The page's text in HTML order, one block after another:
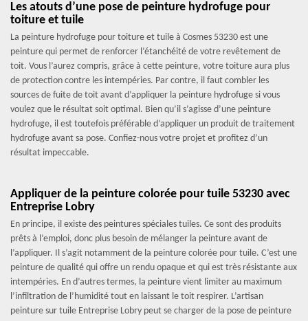
Les atouts d’une pose de peinture hydrofuge pour
toiture et tuile
La peinture hydrofuge pour toiture et tuile à Cosmes 53230 est une
peinture qui permet de renforcer l’étanchéité de votre revêtement de
toit. Vous l’aurez compris, grâce à cette peinture, votre toiture aura plus
de protection contre les intempéries. Par contre, il faut combler les
sources de fuite de toit avant d’appliquer la peinture hydrofuge si vous
voulez que le résultat soit optimal. Bien qu’il s’agisse d’une peinture
hydrofuge, il est toutefois préférable d’appliquer un produit de traitement
hydrofuge avant sa pose. Confiez-nous votre projet et profitez d’un
résultat impeccable.
Appliquer de la peinture colorée pour tuile 53230 avec
Entreprise Lobry
En principe, il existe des peintures spéciales tuiles. Ce sont des produits
prêts à l’emploi, donc plus besoin de mélanger la peinture avant de
l’appliquer. Il s’agit notamment de la peinture colorée pour tuile. C’est une
peinture de qualité qui offre un rendu opaque et qui est très résistante aux
intempéries. En d’autres termes, la peinture vient limiter au maximum
l’infiltration de l’humidité tout en laissant le toit respirer. L’artisan
peinture sur tuile Entreprise Lobry peut se charger de la pose de peinture